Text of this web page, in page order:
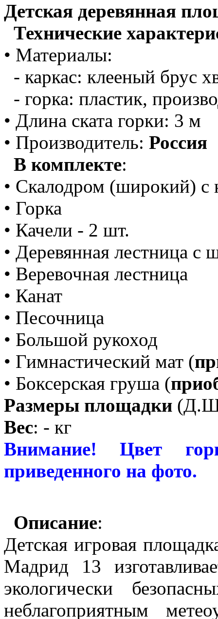
Детская деревянная
Технические
• Материалы:
- каркас: клееный брус
- горка: пластик,
• Длина ската горки: 3 м
• Производитель: Россия
В комплекте:
• Скалодром (широкий) с
• Горка
• Качели - 2 шт.
• Деревянная лестница
• Веревочная лестница
• Канат
• Песочница
• Большой рукоход
• Гимнастический мат (
• Боксерская груша (
Размеры площадки
Вес: - кг
Внимание! Цвет
приведенного на фото.
Описание:
Детская игровая
Мадрид 13
экологически
неблагоприятным